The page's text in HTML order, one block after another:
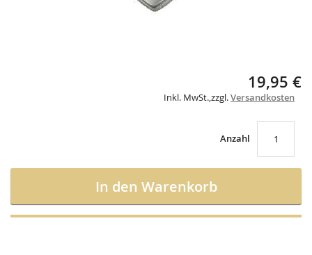
19,95 €
Inkl. MwSt.,zzgl.Versandkosten
Anzahl
In den Warenkorb